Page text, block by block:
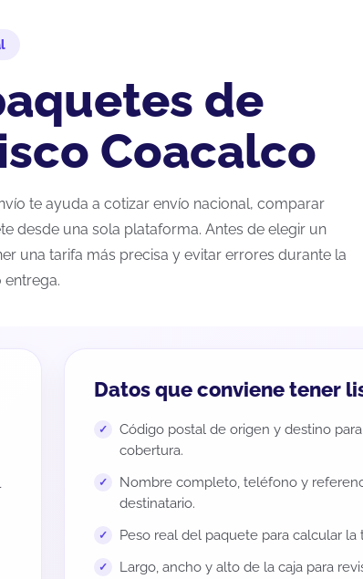
de
Coacalco
te ayuda a cotizar envío nacional, comparar
desde una sola plataforma. Antes de elegir un
una tarifa más precisa y evitar errores durante la
Datos que conviene tener
Código postal de origen y destino
cobertura.
Nombre completo, teléfono y
destinatario.
Peso real del paquete para calcular la
Largo, ancho y alto de la caja para